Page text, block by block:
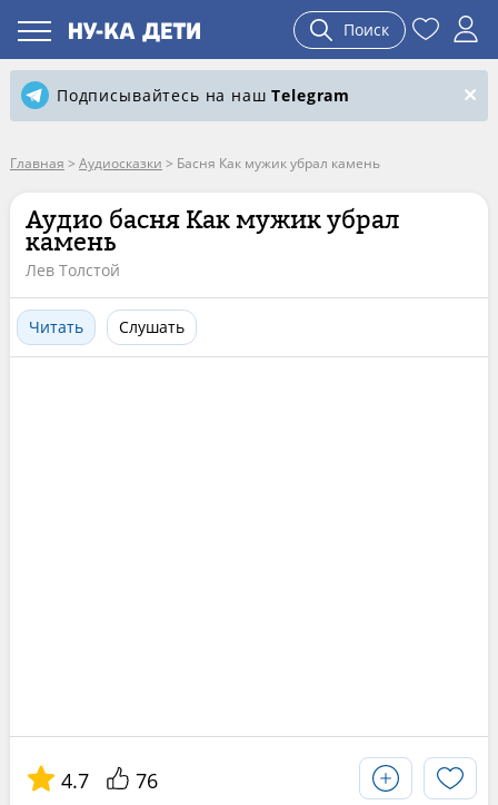
Поиск
Подписывайтесь на нашTelegram
Главная > Аудиосказки > Басня Как мужик убрал камень
Аудио басня Как мужик убрал
камень
Лев Толстой
Читать Слушать
4.7 76